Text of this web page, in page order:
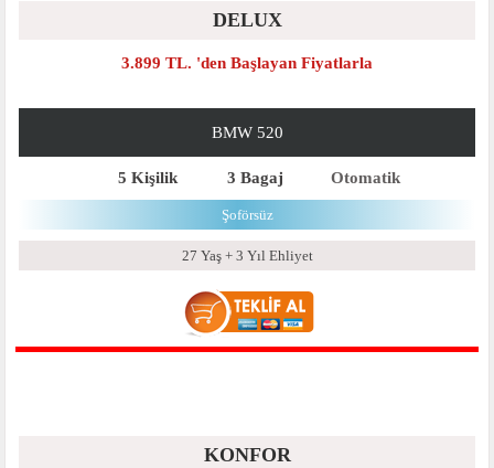
DELUX
3.899 TL. 'den Başlayan Fiyatlarla
BMW 520
5 Kişilik 3 Bagaj Otomatik
Şoförsüz
27 Yaş + 3 Yıl Ehliyet
KONFOR